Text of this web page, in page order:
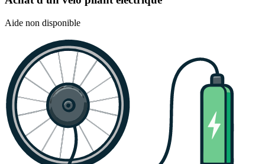
Aide non disponible